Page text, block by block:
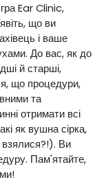
Ear Clinic,
що ви
і ваше
До вас, як до
й старші,
що процедури,
та
отримати всі
як вушна сірка,
взялися?!). Ви
Пам'ятайте,